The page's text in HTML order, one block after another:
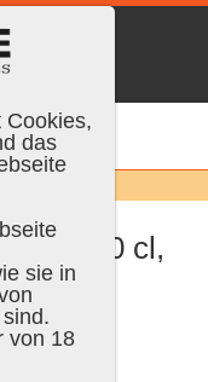
Gin, 70 cl,
Cookies,
das
sie in
von 18